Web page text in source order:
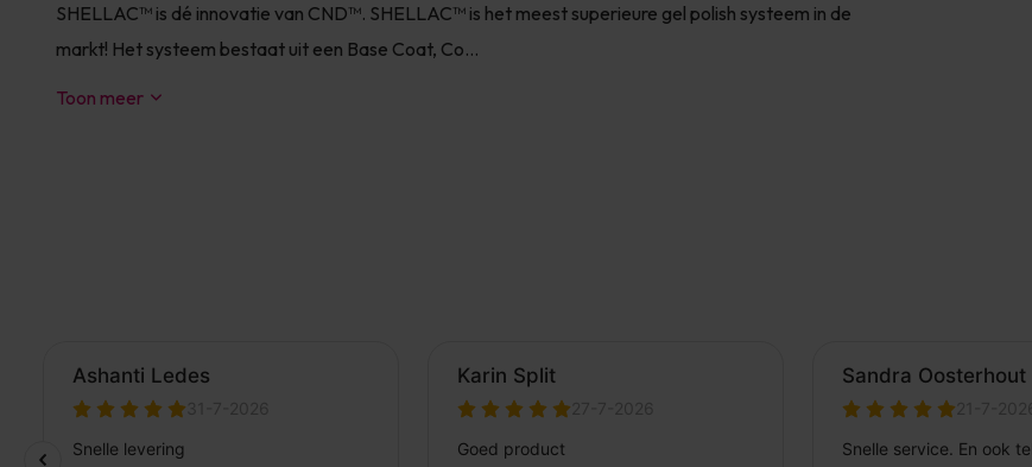
SHELLAC™ is dé innovatie van CND™. SHELLAC™ is het meest superieure gel polish systeem in de
markt! Het systeem bestaat uit een Base Coat, Co...
Toon meer